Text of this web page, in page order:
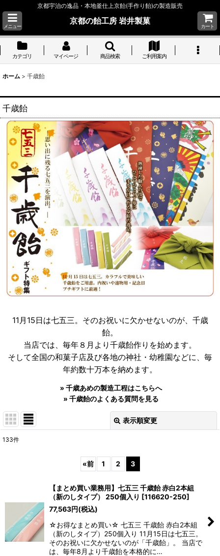
京都宇治の逸品・本地釜仕上京飴(手作り飴)の製造販売
メニュー
京都の飴工房 岩井製菓
カート
カテゴリ マイページ 商品検索 ご利用案内
ホーム > 千歳飴
千歳飴
11月15日は七五三。そのお祝いに欠かせないのが、千歳
飴。
当店では、毎年８月より千歳飴作りを始めます。
そして全国の和菓子店及び各地の神社・幼稚園などに、毎
年約数十万本を納めます。
» 千歳あめの製造工程はこちらへ
» 千歳飴のよくある質問を見る
表示順変更
絞り込む
133件
«前 1 2 3
【まとめ買い業務用】七五三 千歳飴 赤白2本組
（新のしタイプ） 250個入り [116620-250]
77,563円(税込)
☆お得なまとめ買い☆ 七五三 千歳飴 赤白2本組
（新のしタイプ）250個入り 11月15日は七五三。
そのお祝いに欠かせないのが「千歳飴」。 当店で
は、毎年8月より千歳飴を本格的に…